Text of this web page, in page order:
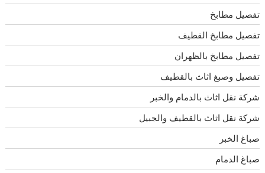
تفصيل مطابخ
تفصيل مطابخ القطيف
تفصيل مطابخ بالظهران
تفصيل وصبغ اثاث بالقطيف
شركة نقل اثاث بالدمام والخبر
شركة نقل اثاث بالقطيف والجبيل
صباغ الخبر
صباغ الدمام